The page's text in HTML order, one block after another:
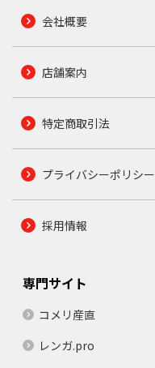
会社概要
店舗案内
特定商取引法
プライバシーポリシー
採用情報
専門サイト
コメリ産直
レンガ.pro